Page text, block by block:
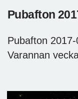
Pubafton
Pubafton 2017-
Varannan